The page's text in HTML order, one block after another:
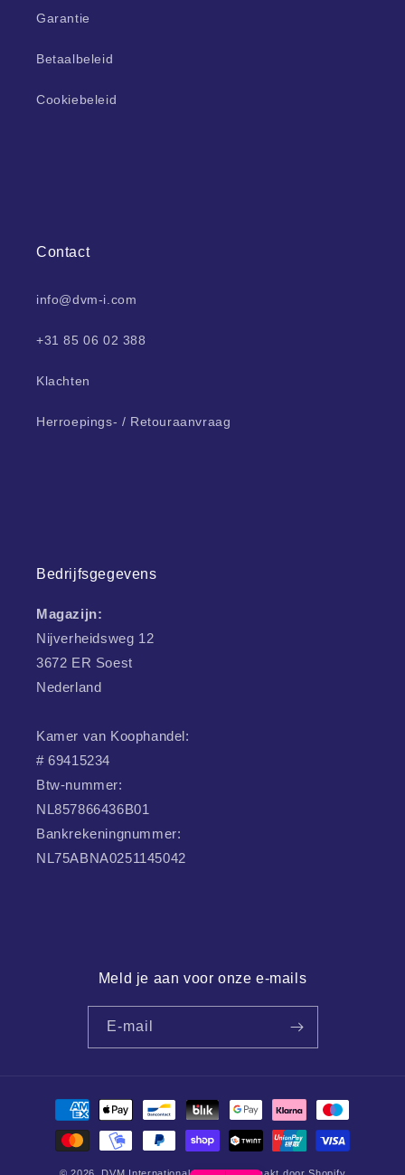
Garantie
Betaalbeleid
Cookiebeleid
Contact
info@dvm-i.com
+31 85 06 02 388
Klachten
Herroepings- / Retouraanvraag
Bedrijfsgegevens
Magazijn:
Nijverheidsweg 12
3672 ER Soest
Nederland
Kamer van Koophandel:
# 69415234
Btw-nummer:
NL857866436B01
Bankrekeningnummer:
NL75ABNA0251145042
Meld je aan voor onze e-mails
E-mail
Betaalmethoden